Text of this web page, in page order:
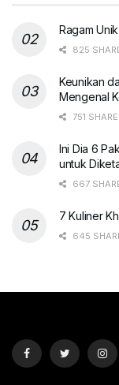
Ragam
825
Keunikan
Mengenal
751
Ini Dia 6
untuk
667
7 Kuliner
645